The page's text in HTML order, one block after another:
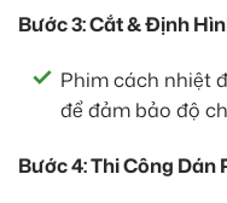
Bước 3: Cắt & Định
Phim cách nhiệt
để đảm bảo độ
Bước 4: Thi Công Dán